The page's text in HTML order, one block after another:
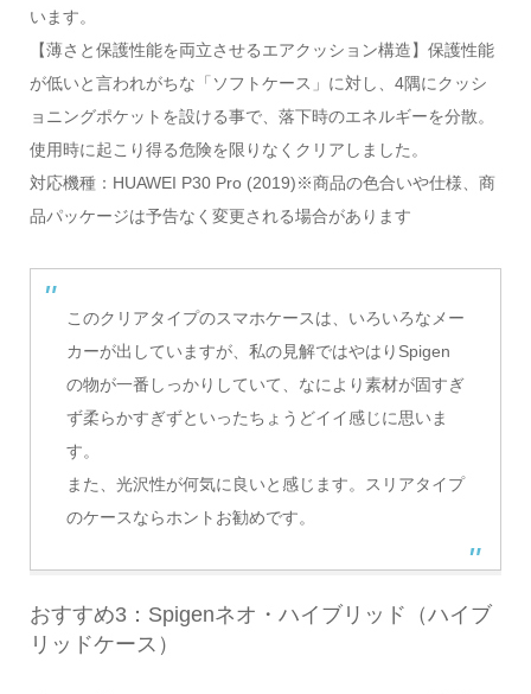
います。
【薄さと保護性能を両立させるエアクッション構造】保護性能
が低いと言われがちな「ソフトケース」に対し、4隅にクッシ
ョニングポケットを設ける事で、落下時のエネルギーを分散。
使用時に起こり得る危険を限りなくクリアしました。
対応機種：HUAWEI P30 Pro (2019)※商品の色合いや仕様、商
品パッケージは予告なく変更される場合があります
このクリアタイプのスマホケースは、いろいろなメー
カーが出していますが、私の見解ではやはりSpigen
の物が一番しっかりしていて、なにより素材が固すぎ
ず柔らかすぎずといったちょうどイイ感じに思いま
す。
また、光沢性が何気に良いと感じます。スリアタイプ
のケースならホントお勧めです。
おすすめ3：Spigenネオ・ハイブリッド（ハイブ
リッドケース）